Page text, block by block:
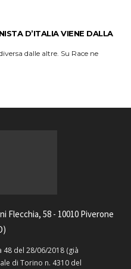
D’ITALIA VIENE DALLA
dalle altre. Su Race ne
Flecchia, 58 - 10010 Piverone
48 del 28/06/2018 (già
di Torino n. 4310 del